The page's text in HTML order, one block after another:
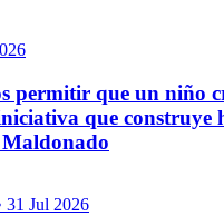
permitir que un niño
que construye
Maldonado
31 Jul 2026